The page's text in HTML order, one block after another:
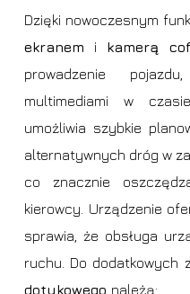
Dzięki nowoczesnym
ekranem i kamerą
prowadzenie
multimediami w
umożliwia szybkie
alternatywnych dróg w
co znacznie
kierowcy. Urządzenie
sprawia, że obsługa
ruchu. Do dodatkowych
dotykowego należą: